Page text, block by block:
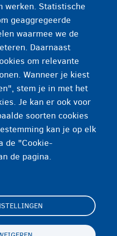
werken. Statistische
geaggregeerde
waarmee we de
Daarnaast
om relevante
Wanneer je kiest
stem je in met het
Je kan er ook voor
soorten cookies
kan je op elk
de "Cookie-
de pagina.